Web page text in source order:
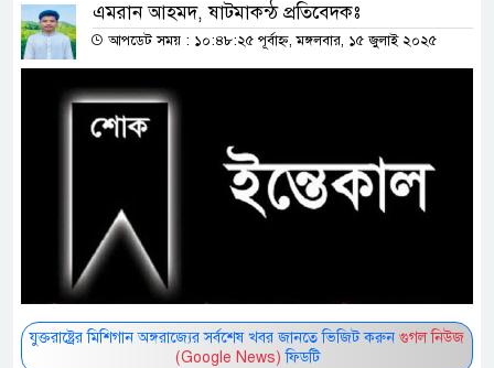
এমরান আহমদ, ষাটমাকন্ঠ প্রতিবেদকঃ
আপডেট সময় : ১০:৪৮:২৫ পূর্বাহ্ন, মঙ্গলবার, ১৫ জুলাই ২০২৫
যুক্তরাষ্ট্রের মিশিগান অঙ্গরাজ্যের সর্বশেষ খবর জানতে ভিজিট করুন গুগল নিউজ
(Google News) ফিডটি